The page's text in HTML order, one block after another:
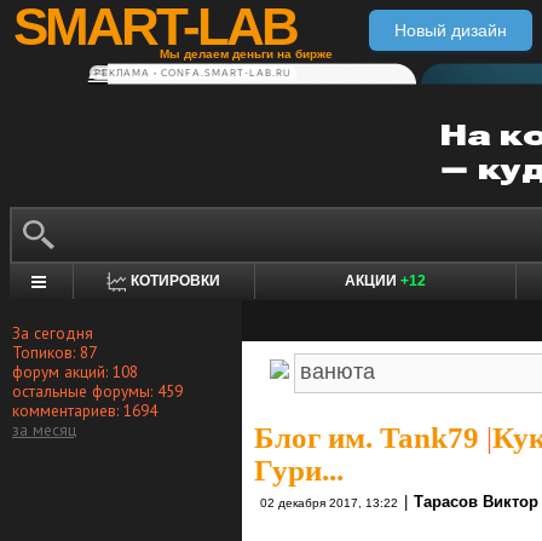
SMART-LAB
Мы делаем деньги на бирже
Новый дизайн
РЕКЛАМА • CONFA.SMART-LAB.RU
КОТИРОВКИ АКЦИИ +12
За сегодня
Топиков: 87
форум акций: 108
остальные форумы: 459
комментариев: 1694
за месяц
Блог им. Tank79 |
Гури...
02 декабря 2017, 13:22 Тарасов Виктор